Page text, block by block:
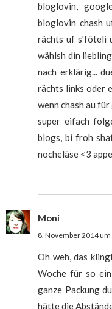
bloglovin,
bloglovin chash
rächts uf s'föteli
wählsh din
nach erklärig...
rächts links oder
wenn chash au
super eifach
blogs, bi froh
nocheläse <3
Moni
8. November 2014 um
Oh weh, das
Woche für so
ganze Packung
hätte die